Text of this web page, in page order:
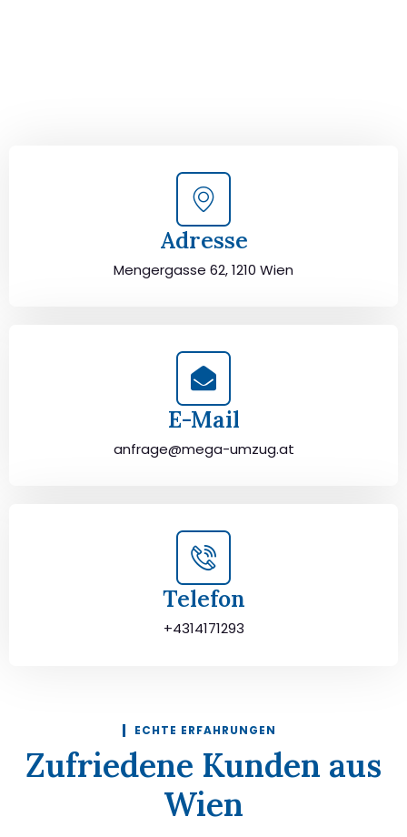
Adresse
Mengergasse 62, 1210 Wien
E-Mail
anfrage@mega-umzug.at
Telefon
+4314171293
ECHTE ERFAHRUNGEN
Zufriedene Kunden aus
Wien